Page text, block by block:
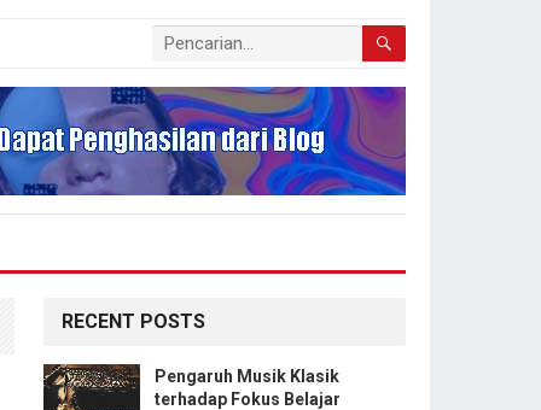
RECENT POSTS
Pengaruh Musik Klasik
terhadap Fokus Belajar